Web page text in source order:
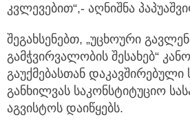
კვლევებით“,- აღნიშნა
შეგახსენებთ, „უცხოური
გამჭვირვალობის შესახებ“
გაუქმებასთან
განხილვას საკონსტიტუციო
აგვისტოს დაიწყებს.